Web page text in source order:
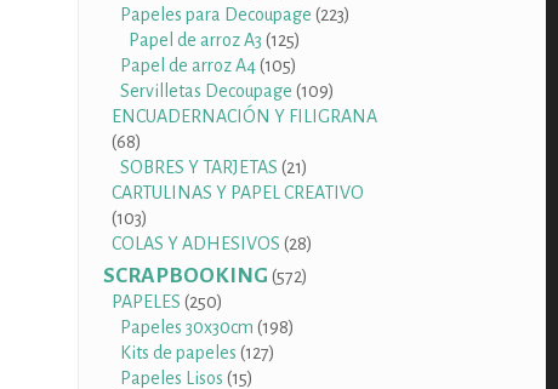
productos
Papeles para Decoupage 223223
Papel de arroz A3 125125
productos
Papel de arroz A4 105105
productos
Servilletas Decoupage 109109
productos
ENCUADERNACIÓN Y FILIGRANA
6868
productos
SOBRES Y TARJETAS 2121
productos
CARTULINAS Y PAPEL CREATIVO
103103
productos
COLAS Y ADHESIVOS 2828
productos
SCRAPBOOKING 572572
PAPELES 250250
productos
Papeles 30x30cm 198198
Kits de papeles 127127
Papeles Lisos 1515